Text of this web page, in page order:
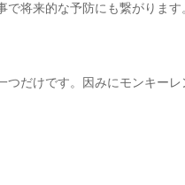
将来的な予防にも繋がります
だけです。因みにモンキー